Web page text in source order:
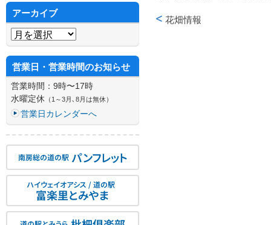
花畑情報
アーカイブ
アーカイブ
営業日・営業時間のお知らせ
営業時間：9時〜17時
水曜定休 （1～3月､8月は無休）
営業日カレンダーへ
南房総の道の駅 パンフレット
ハイウェイオアシス / 道の駅
富楽里とみやま